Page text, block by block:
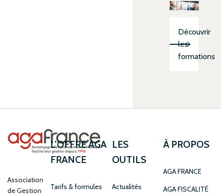
Découvrir
les
formations
Association
de Gestion
L'OFFRE AGA
FRANCE
Tarifs & formules
LES
OUTILS
Actualités
À PROPOS
AGA FRANCE
AGA FISCALITÉ